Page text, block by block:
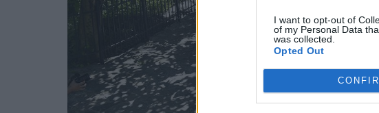
I want to opt-out of
of my Personal Data
was collected.
Opted Out